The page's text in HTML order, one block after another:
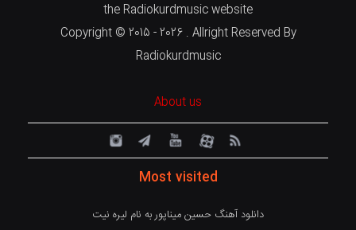
the Radiokurdmusic website
Copyright © 2015 - 2026 . Allright Reserved By
Radiokurdmusic
About us
Most visited
دانلود آهنگ حسین میناپور به نام لیره نیت